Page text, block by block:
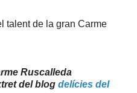
talent de la gran Carme
Ruscalleda
del blog delícies del